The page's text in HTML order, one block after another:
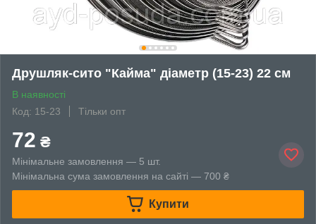
Друшляк-сито "Кайма" діаметр (15-23) 22 см
В наявності
Код: 15-23
Тільки опт
72 ₴
Мінімальне замовлення — 5 шт.
Мінімальна сума замовлення на сайті — 700 ₴
Купити